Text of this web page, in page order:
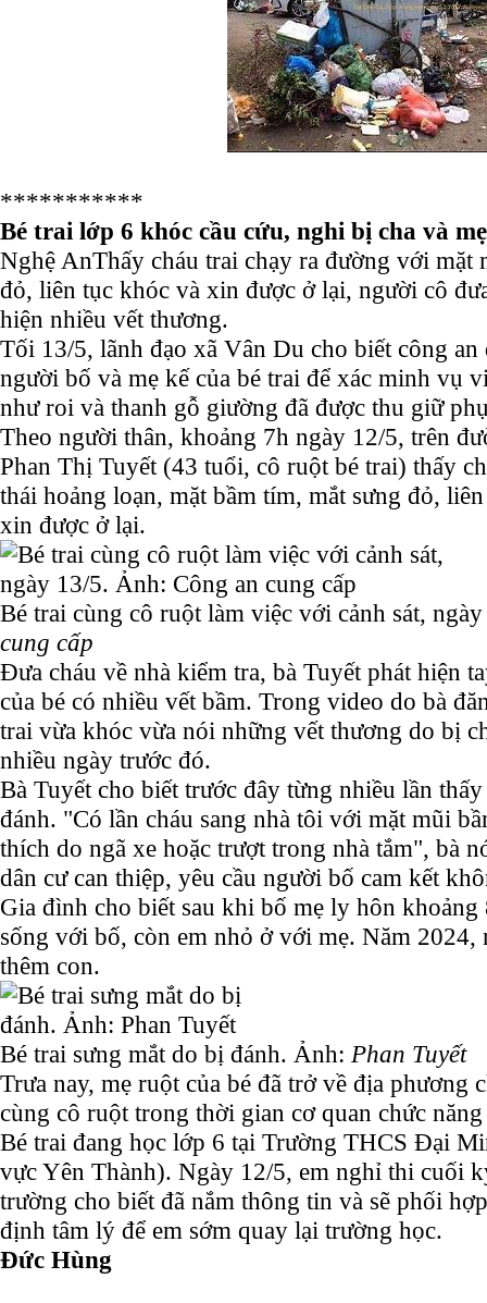
***********
Bé trai lớp 6 khóc cầu cứu, nghi bị cha và
Nghệ AnThấy cháu trai chạy ra đường với mặt
đỏ, liên tục khóc và xin được ở lại, người cô
hiện nhiều vết thương.
Tối 13/5, lãnh đạo xã Vân Du cho biết công
người bố và mẹ kế của bé trai để xác minh vụ
như roi và thanh gỗ giường đã được thu giữ
Theo người thân, khoảng 7h ngày 12/5, trên
Phan Thị Tuyết (43 tuổi, cô ruột bé trai) thấy
thái hoảng loạn, mặt bầm tím, mắt sưng đỏ,
xin được ở lại.
Bé trai cùng cô ruột làm việc với cảnh sát,
cung cấp
Đưa cháu về nhà kiểm tra, bà Tuyết phát hiện
của bé có nhiều vết bầm. Trong video do bà
trai vừa khóc vừa nói những vết thương do bị
nhiều ngày trước đó.
Bà Tuyết cho biết trước đây từng nhiều lần
đánh. "Có lần cháu sang nhà tôi với mặt mũi
thích do ngã xe hoặc trượt trong nhà tắm", bà
dân cư can thiệp, yêu cầu người bố cam kết
Gia đình cho biết sau khi bố mẹ ly hôn khoảng
sống với bố, còn em nhỏ ở với mẹ. Năm 2024,
thêm con.
Bé trai sưng mắt do bị đánh. Ảnh: Phan Tuyết
Trưa nay, mẹ ruột của bé đã trở về địa phương
cùng cô ruột trong thời gian cơ quan chức
Bé trai đang học lớp 6 tại Trường THCS Đại
vực Yên Thành). Ngày 12/5, em nghỉ thi cuối
trường cho biết đã nắm thông tin và sẽ phối
định tâm lý để em sớm quay lại trường học.
Đức Hùng